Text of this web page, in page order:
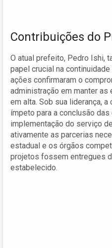
Contribuições do
O atual prefeito, Pedro Ishi,
papel crucial na
ações confirmaram o
administração em manter as
em alta. Sob sua liderança,
ímpeto para a conclusão
implementação do serviço
ativamente as parcerias
estadual e os órgãos
projetos fossem entregues
estabelecido.